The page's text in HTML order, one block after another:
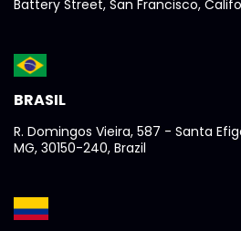
Battery Street, San Francisco,
BRASIL
R. Domingos Vieira, 587 - Santa
MG, 30150-240, Brazil